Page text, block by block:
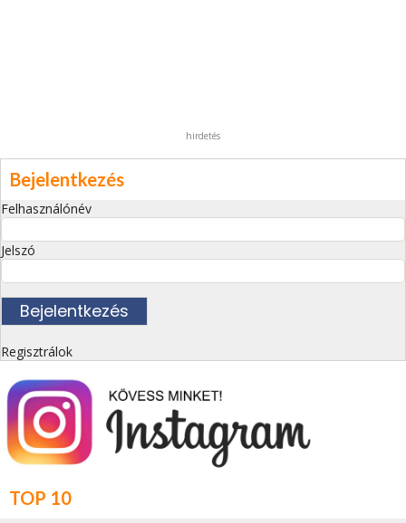
hirdetés
Bejelentkezés
Felhasználónév
Jelszó
Regisztrálok
TOP 10